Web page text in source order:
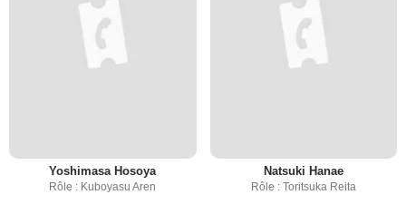
Yoshimasa Hosoya
Rôle : Kuboyasu Aren
Natsuki Hanae
Rôle : Toritsuka Reita